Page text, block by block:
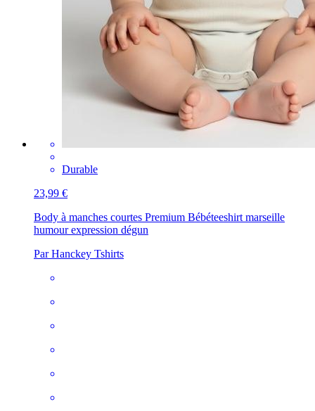
Durable
23,99 €
Body à manches courtes Premium Bébéteeshirt marseille
humour expression dégun
Par Hanckey Tshirts